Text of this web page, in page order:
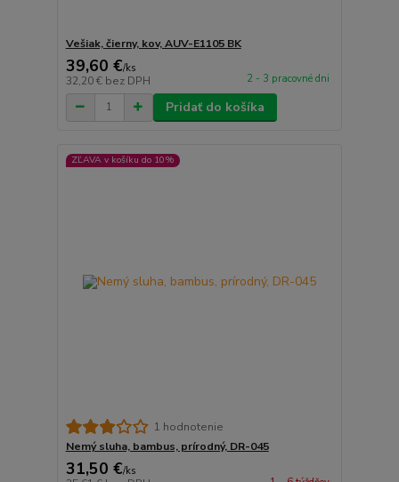
Vešiak, čierny, kov, AUV-E1105 BK
39,60 €/ks
32,20 € bez DPH 2 - 3 pracovné dni
Pridať do košíka
ZĽAVA v košíku do 10%
1 hodnotenie
Nemý sluha, bambus, prírodný, DR-045
31,50 €/ks